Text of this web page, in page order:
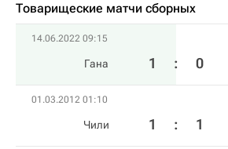
Товарищеские матчи сборных
14.06.2022 09:15
Гана 1 : 0
01.03.2012 01:10
Чили 1 : 1